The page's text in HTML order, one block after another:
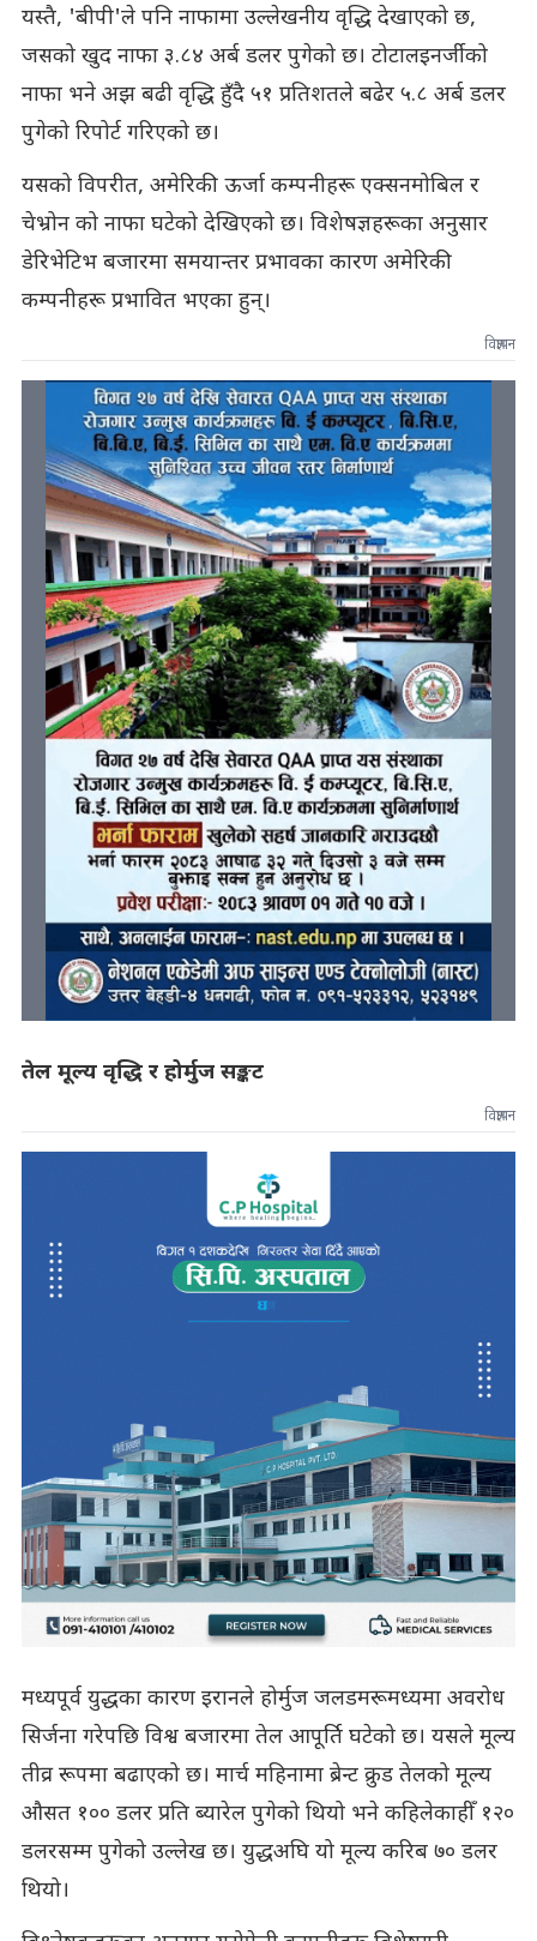
यस्तै, 'बीपी'ले पनि नाफामा उल्लेखनीय वृद्धि देखाएको छ,
जसको खुद नाफा ३.८४ अर्ब डलर पुगेको छ। टोटालइनर्जीको
नाफा भने अझ बढी वृद्धि हुँदै ५१ प्रतिशतले बढेर ५.८ अर्ब डलर
पुगेको रिपोर्ट गरिएको छ।
यसको विपरीत, अमेरिकी ऊर्जा कम्पनीहरू एक्सनमोबिल र
चेभ्रोन को नाफा घटेको देखिएको छ। विशेषज्ञहरूका अनुसार
डेरिभेटिभ बजारमा समयान्तर प्रभावका कारण अमेरिकी
कम्पनीहरू प्रभावित भएका हुन्।
विज्ञापन
तेल मूल्य वृद्धि र होर्मुज सङ्कट
विज्ञापन
मध्यपूर्व युद्धका कारण इरानले होर्मुज जलडमरूमध्यमा अवरोध
सिर्जना गरेपछि विश्व बजारमा तेल आपूर्ति घटेको छ। यसले मूल्य
तीव्र रूपमा बढाएको छ। मार्च महिनामा ब्रेन्ट क्रुड तेलको मूल्य
औसत १०० डलर प्रति ब्यारेल पुगेको थियो भने कहिलेकाहीँ १२०
डलरसम्म पुगेको उल्लेख छ। युद्धअघि यो मूल्य करिब ७० डलर
थियो।